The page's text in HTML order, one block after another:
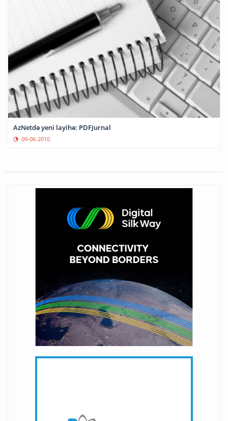
AzNetdə yeni layihə: PDFJurnal
09-06-2010